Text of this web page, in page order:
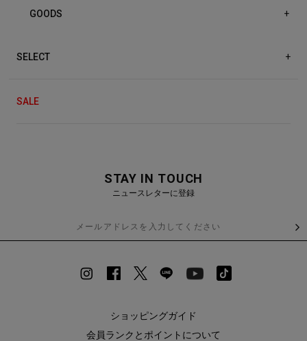
GOODS +
SELECT +
SALE
STAY IN TOUCH
ニュースレターに登録
ショッピングガイド
会員ランクとポイントについて